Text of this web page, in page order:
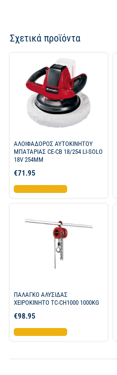
Σχετικά προϊόντα
ΑΛΟΙΦΑΔΟΡΟΣ ΑΥΤΟΚΙΝΗΤΟΥ
ΜΠΑΤΑΡΙΑΣ CE-CB 18/254 LI-SOLO
18V 254MM
€71.95
Προσθήκη στο καλάθι
ΠΑΛΑΓΚΟ ΑΛΥΣΙΔΑΣ
ΧΕΙΡΟΚΙΝΗΤΟ TC-CH1000 1000KG
€98.95
Προσθήκη στο καλάθι